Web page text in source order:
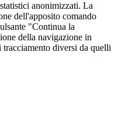
anonimizzati. La
dell'apposito comando
"Continua la
della navigazione in
diversi da quelli